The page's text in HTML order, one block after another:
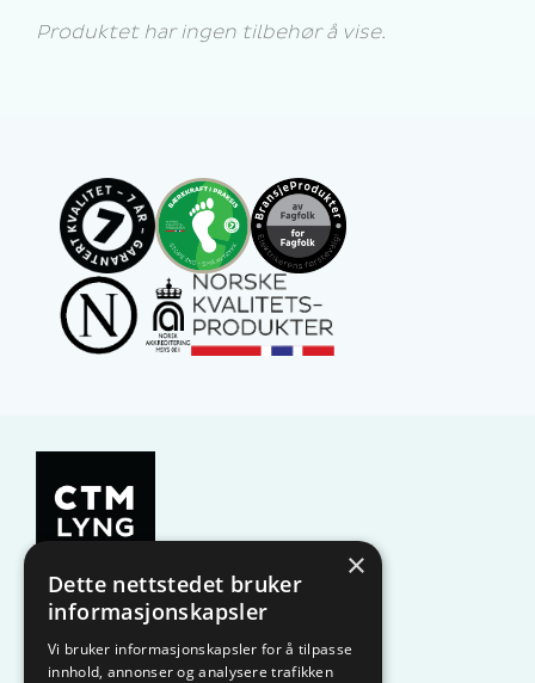
Produktet har ingen tilbehør å vise.
KAMPANJE Komfyrvakt
Belysning Lysstyring
×
Dette nettstedet bruker
informasjonskapsler
Vi bruker informasjonskapsler for å tilpasse
innhold, annonser og analysere trafikken